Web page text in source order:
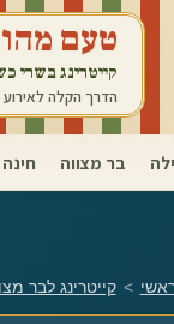
טעם
קייטרינג בשרי
הדרך הקלה
בר מצווה חינה
> קייטרינג לבר